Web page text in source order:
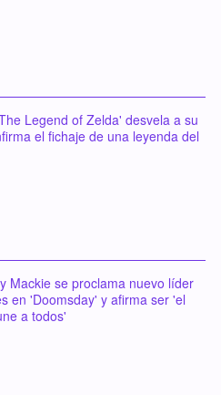
Legend of Zelda' desvela a su
el fichaje de una leyenda del
Mackie se proclama nuevo líder
en 'Doomsday' y afirma ser 'el
a todos'